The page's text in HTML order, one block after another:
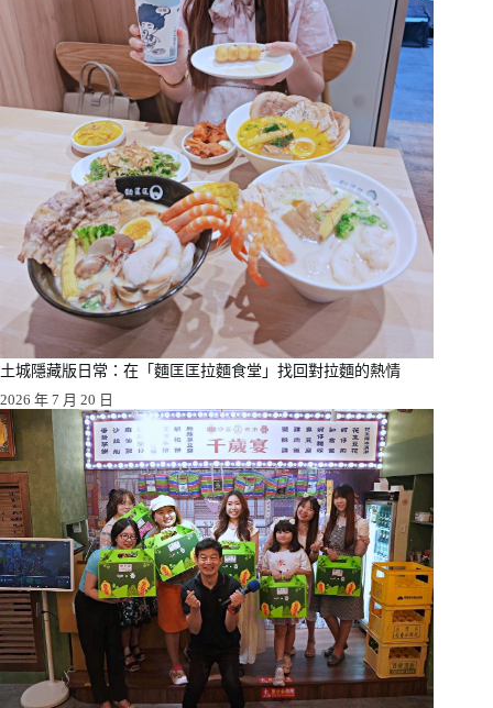
土城隱藏版日常：在「麵匡匡拉麵食堂」找回對拉麵的熱情
2026 年 7 月 20 日